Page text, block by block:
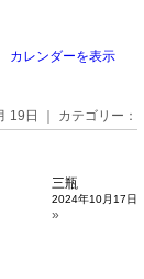
カレンダーを表示
19日 ｜ カテゴリー：
三瓶
2024年10月17日
»